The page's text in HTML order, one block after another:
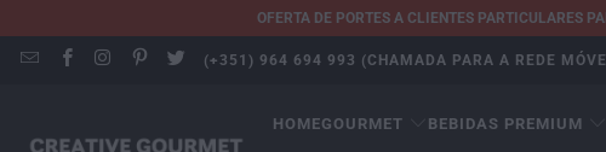
OFERTA DE PORTES A CLIENTES PARTICULARES
(+351) 964 694 993 (CHAMADA PARA A REDE
HOMEGOURMET BEBIDAS PREMIUM